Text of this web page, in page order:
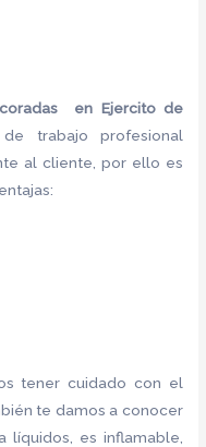
en Ejercito de
trabajo profesional
al cliente, por ello es
tener cuidado con el
te damos a conocer
líquidos, es inflamable,